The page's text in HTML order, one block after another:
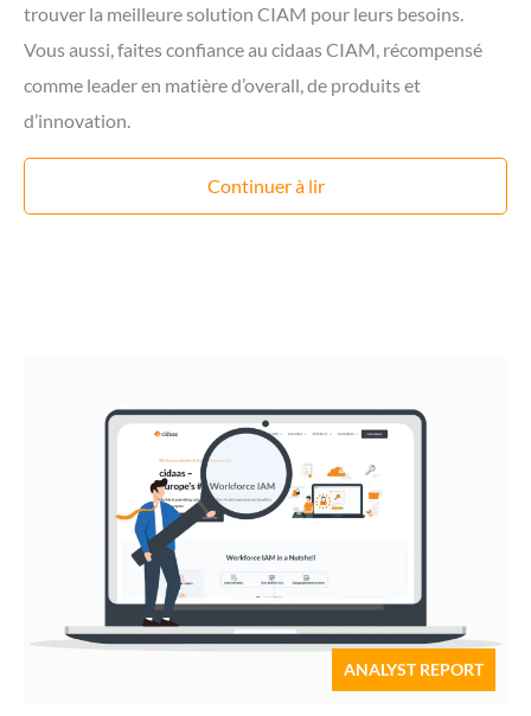
trouver la meilleure solution CIAM pour leurs besoins.
Vous aussi, faites confiance au cidaas CIAM, récompensé
comme leader en matière d’overall, de produits et
d’innovation.
Continuer à lir
ANALYST REPORT